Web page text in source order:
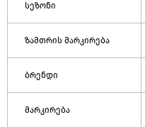
სეზონი
ზამთრის მარკირება
ბრენდი
მარკირება